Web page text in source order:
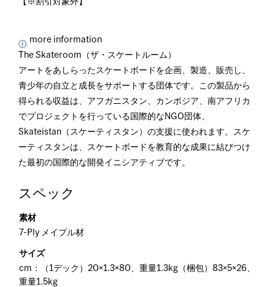
【※割引対象外】
more information
The Skateroom（ザ・スケートルーム）
アートをあしらったスケートボードを企画、製造、販売し、
青少年の自立と成長をサポートする団体です。この製品から
得られる収益は、アフガニスタン、カンボジア、南アフリカ
でプロジェクトを行っている国際的なNGO団体、
Skateistan（スケーティスタン）の支援に使われます。スケ
ーティスタンは、スケートボードを教育的な成果に結びつけ
た最初の国際的な開発イニシアティブです。
スペック
素材
7-Ply メイプル材
サイズ
cm：（1デック）20×1.3×80、重量1.3kg（梱包）83×5×26、
重量1.5kg